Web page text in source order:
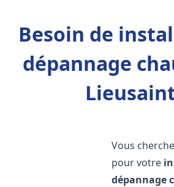
Besoin de
dépannage
Vous
pour votre
dépannage